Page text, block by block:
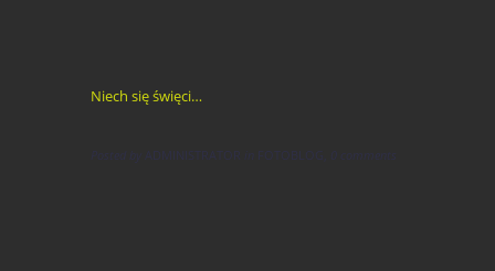
Niech się święci…
Posted by ADMINISTRATOR FOTOBLOG 0 comments